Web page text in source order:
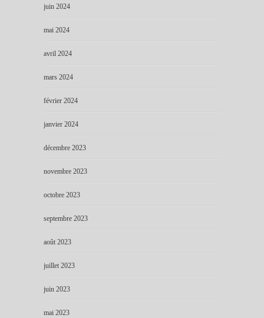
juin 2024
mai 2024
avril 2024
mars 2024
février 2024
janvier 2024
décembre 2023
novembre 2023
octobre 2023
septembre 2023
août 2023
juillet 2023
juin 2023
mai 2023